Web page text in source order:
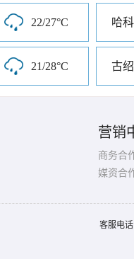
22/27°C 哈
21/28°C 古绍
营销
商务合
媒资合
客服电